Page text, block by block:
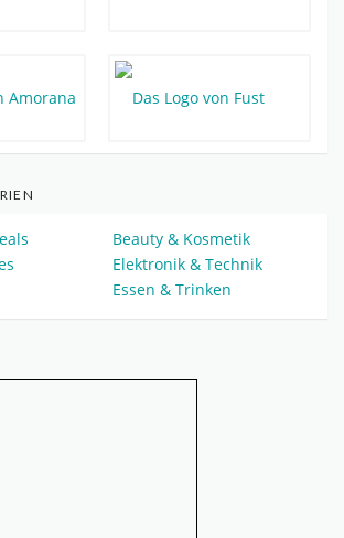
Beauty & Kosmetik
Elektronik & Technik
Essen & Trinken